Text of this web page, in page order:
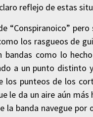
reflejo de estas
“Conspiranoico”
los rasgueos de
como lo
a un punto distinto
los punteos de los
le da un aire aún
banda navegue por